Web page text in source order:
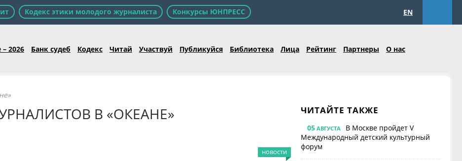
Кодекс этики молодого журналиста Конкурсы ЮНПРЕСС EN
2026 Банк судеб Кодекс Читай Участвуй Публикуйся Библиотека Лица Рейтинг Партнеры О нас
В «ОКЕАНЕ»
новости
ЧИТАЙТЕ ТАКЖЕ
05АВГУСТА
В Москве пройдет V
Международный детский культурный
форум